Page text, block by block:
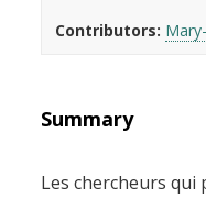
Contributors
Summary
Les chercheurs